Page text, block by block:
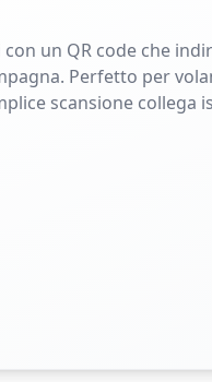
un QR code che
Perfetto per
scansione